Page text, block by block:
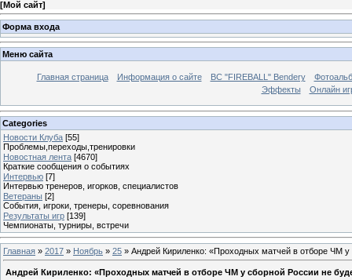
[Мой сайт]
Форма входа
Меню сайта
Главная страница Информация о сайте BC "FIREBALL" Bendery
Эффекты
Онлайн
Categories
Новости Клуба [55]
Проблемы,переходы,тренировки
Новостная лента [4670]
Краткие сообщения о событиях
Интервью [7]
Интервью тренеров, игорков, специалистов
Ветераны [2]
События, игроки, тренеры, соревнования
Результаты игр [139]
Чемпионаты, турниры, встречи
Главная » 2017 » Ноябрь » 25 » Андрей Кириленко: «Проходных матчей в отборе ЧМ у
Андрей Кириленко: «Проходных матчей в отборе ЧМ у сборной России не